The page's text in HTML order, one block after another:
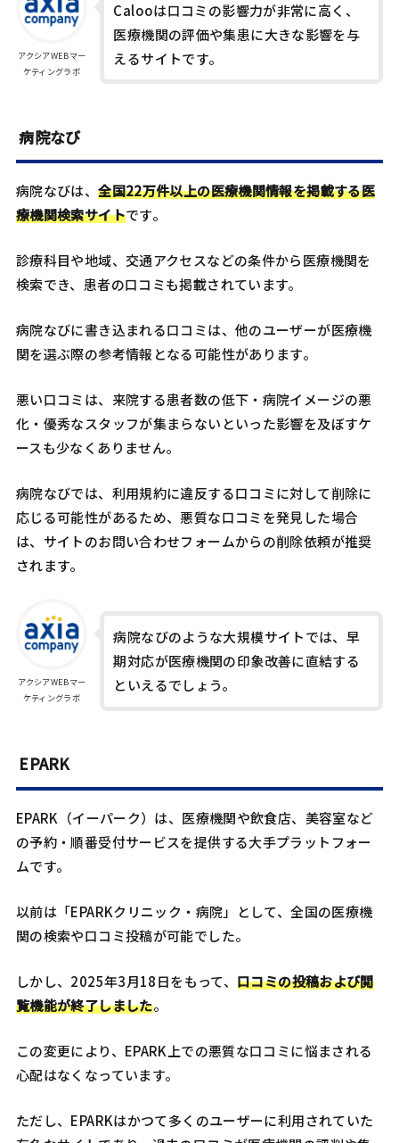
アクシアWEBマー
ケティングラボ
Calooは口コミの影響力が非常に高く、
医療機関の評価や集患に大きな影響を与
えるサイトです。
病院なび
​病院なびは、全国22万件以上の医療機関情報を掲載する医
療機関検索サイトです。​
診療科目や地域、交通アクセスなどの条件から医療機関を
検索でき、患者の口コミも掲載されています。
病院なび​に書き込まれる口コミは、他のユーザーが医療機
関を選ぶ際の参考情報となる可能性があります。​
悪い口コミは、来院する患者数の低下・病院イメージの悪
化・優秀なスタッフが集まらないといった影響を及ぼすケ
ースも少なくありません。
病院なびでは、利用規約に違反する口コミに対して削除に
応じる可能性があるため、悪質な口コミを発見した場合
は、サイトのお問い合わせフォームからの削除依頼が推奨
されます。
アクシアWEBマー
ケティングラボ
病院なびのような大規模サイトでは、早
期対応が医療機関の印象改善に直結する
といえるでしょう。
EPARK
EPARK（イーパーク）は、医療機関や飲食店、美容室など
の予約・順番受付サービスを提供する大手プラットフォー
ムです。​
以前は「EPARKクリニック・病院」として、全国の医療機
関の検索や口コミ投稿が可能でした。​
しかし、2025年3月18日をもって、 口コミの投稿および閲
覧機能が終了しました。
この変更により、EPARK上での悪質な口コミに悩まされる
心配はなくなっています。​
ただし、EPARKはかつて多くのユーザーに利用されていた